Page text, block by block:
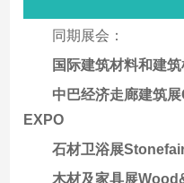
同期展会：
国际建筑材料和建
中巴经济走廊建筑
EXPO
石材卫浴展Stonefair
木材及家具展